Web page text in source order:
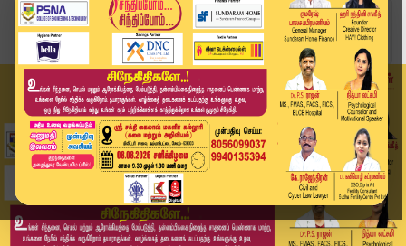
Home
வீடியோ ஸ்டோரி
BREAKING | பிரதமர் மோடிக்கு முதலமைச்சர் விஜய் ம...